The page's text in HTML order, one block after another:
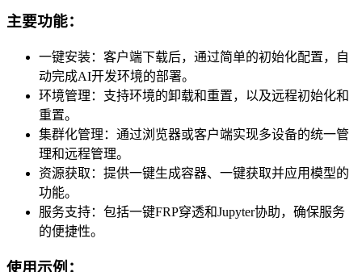
主要功能：
一键安装：客户端下载后，通过简单的初始化配置，自
动完成AI开发环境的部署。
环境管理：支持环境的卸载和重置，以及远程初始化和
重置。
集群化管理：通过浏览器或客户端实现多设备的统一管
理和远程管理。
资源获取：提供一键生成容器、一键获取并应用模型的
功能。
服务支持：包括一键FRP穿透和Jupyter协助，确保服务
的便捷性。
使用示例：